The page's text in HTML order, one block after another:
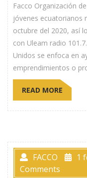
Facco Organización
jóvenes ecuatorianos
octubre del 2020, así
con Uleam radio
Unidos se enfoca en
emprendimientos o
READ MORE
FACCO 1
Comments